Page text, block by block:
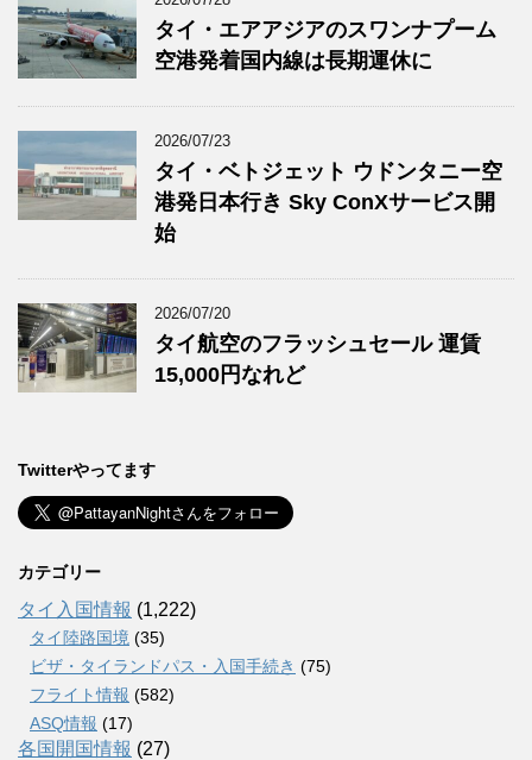
タイ・エアアジアのスワンナプーム
空港発着国内線は長期運休に
2026/07/23
タイ・ベトジェット ウドンタニー空
港発日本行き Sky ConXサービス開
始
2026/07/20
タイ航空のフラッシュセール 運賃
15,000円なれど
Twitterやってます
カテゴリー
タイ入国情報 (1,222)
タイ陸路国境 (35)
ビザ・タイランドパス・入国手続き (75)
フライト情報 (582)
ASQ情報 (17)
各国開国情報 (27)